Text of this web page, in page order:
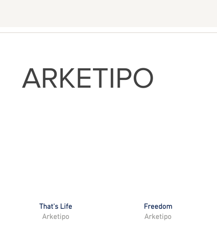
That's Life
Arketipo
Freedom
Arketipo
ARKETIPO